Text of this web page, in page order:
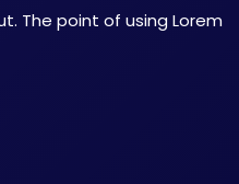
The point of using Lorem